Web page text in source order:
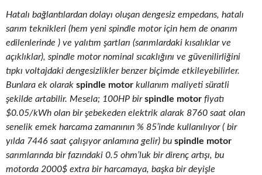
Hatalı bağlantılardan dolayı oluşan dengesiz empedans, hatalı
sarım teknikleri (hem yeni spindle motor için hem de onarım
edilenlerinde ) ve yalıtım şartları (sarımlardaki kısalıklar ve
açıklıklar), spindle motor nominal sıcaklığını ve güvenilirliğini
tıpkı voltajdaki dengesizlikler benzer biçimde etkileyebilirler.
Bunlara ek olarak spindle motor kullanım maliyeti süratli
şekilde artabilir. Mesela; 100HP birspindle motor fiyatı
$0.05/kWh olan bir şebekeden elektrik alarak 8760 saat olan
senelik emek harcama zamanının % 85’inde kullanılıyor ( bir
yılda 7446 saat çalışıyor anlamına gelir) bu spindle motor
sarımlarında bir fazındaki 0.5 ohm’luk bir direnç artışı, bu
motorda 2000$ extra bir harcamaya, başka bir deyişle